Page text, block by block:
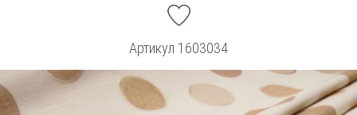
Артикул 1603034